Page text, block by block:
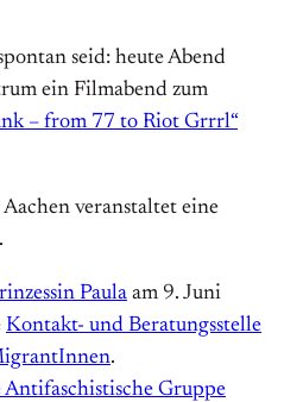
seid: heute Abend
ein Filmabend zum
– from 77 to Riot Grrrl“
Aachen veranstaltet eine
.
Paula am 9. Juni
Kontakt- und Beratungsstelle
.
Antifaschistische Gruppe